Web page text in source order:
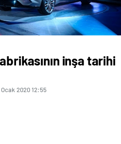
inşa tarihi
2020 12:55